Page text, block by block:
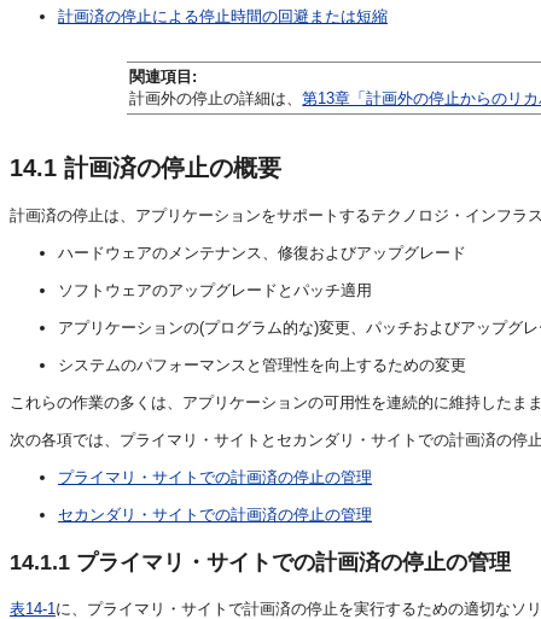
計画済の停止による停止時間の回避または短縮
関連項目:
計画外の停止の詳細は、第13章「計画外の停止からのリ
14.1 計画済の停止の概要
計画済の停止は、アプリケーションをサポートするテクノロジ・インフ
ハードウェアのメンテナンス、修復およびアップグレード
ソフトウェアのアップグレードとパッチ適用
アプリケーションの(プログラム的な)変更、パッチおよびアップグ
システムのパフォーマンスと管理性を向上するための変更
これらの作業の多くは、アプリケーションの可用性を連続的に維持したま
次の各項では、プライマリ・サイトとセカンダリ・サイトでの計画済の
プライマリ・サイトでの計画済の停止の管理
セカンダリ・サイトでの計画済の停止の管理
14.1.1 プライマリ・サイトでの計画済の停止の管理
表14-1 に、プライマリ・サイトで計画済の停止を実行するための適切なソ